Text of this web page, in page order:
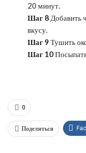
20 минут.
Шаг 8 Добавить
вкусу.
Шаг 9 Тушить
Шаг 10
0
Поделиться